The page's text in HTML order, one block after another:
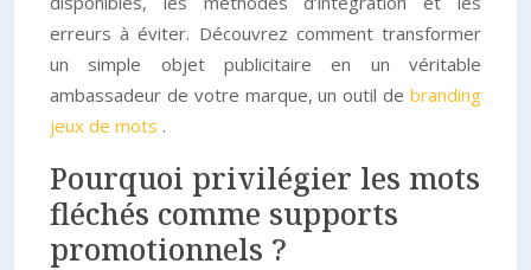
erreurs à éviter. Découvrez comment transformer
un simple objet publicitaire en un véritable
ambassadeur de votre marque, un outil de branding
jeux de mots .
Pourquoi privilégier les mots
fléchés comme supports
promotionnels ?